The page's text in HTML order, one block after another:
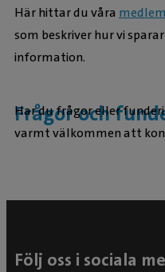
Här hittar du våra
som beskriver hur vi
information.
Frågor och
Har du frågor eller
varmt välkommen att
Följ oss i sociala